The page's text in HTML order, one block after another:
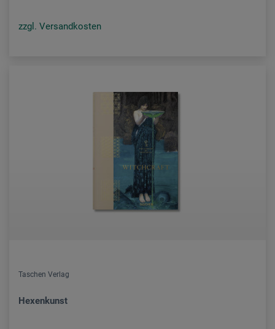
zzgl. Versandkosten
Taschen Verlag
Hexenkunst